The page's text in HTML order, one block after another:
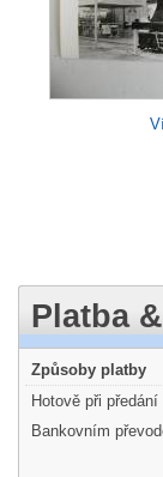
Platba
Způsoby platby
Hotově při předání
Bankovním